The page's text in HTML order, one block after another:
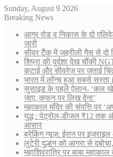
Sunday, August 9 2026
Breaking News
आगर रोड व निकास के दो
जारी
सीवर टैंक में जहरीली गैस से दो
शिप्रा की दुर्दशा देख चौंकी
कटाई और सीवरेज पर जताई
भारत में लॉन्च हुआ सबसे सस्ता
सुसाइड के पहले ऐलान- ‘कल
जाए, कफन पर लिख देना’
महाकाल मंदिर की संपत्ति पर
युद्ध : पेट्रोल-डीजल ₹12 तक
आसार
ब्रेकिंग न्यूज़: ईरान पर
लुटेरी दुल्हन को आगरा से
महाशिवरात्रि पर बाबा